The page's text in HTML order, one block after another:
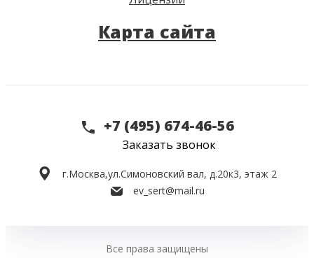
Карта сайта
+7 (495) 674-46-56
Заказать звонок
г.Москва,ул.Симоновский вал, д.20к3, этаж 2
ev_sert@mail.ru
Все права защищены